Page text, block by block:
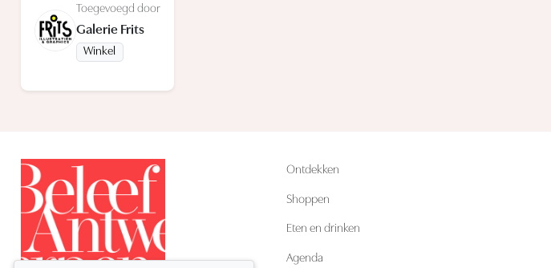
Toegevoegd door
Galerie Frits
Winkel
Ontdekken
Shoppen
Eten en drinken
Agenda